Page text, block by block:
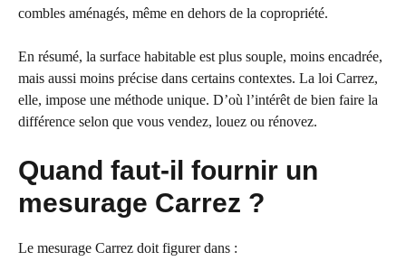
combles aménagés, même en dehors de la copropriété.
En résumé, la surface habitable est plus souple, moins encadrée,
mais aussi moins précise dans certains contextes. La loi Carrez,
elle, impose une méthode unique. D’où l’intérêt de bien faire la
différence selon que vous vendez, louez ou rénovez.
Quand faut-il fournir un
mesurage Carrez ?
Le mesurage Carrez doit figurer dans :